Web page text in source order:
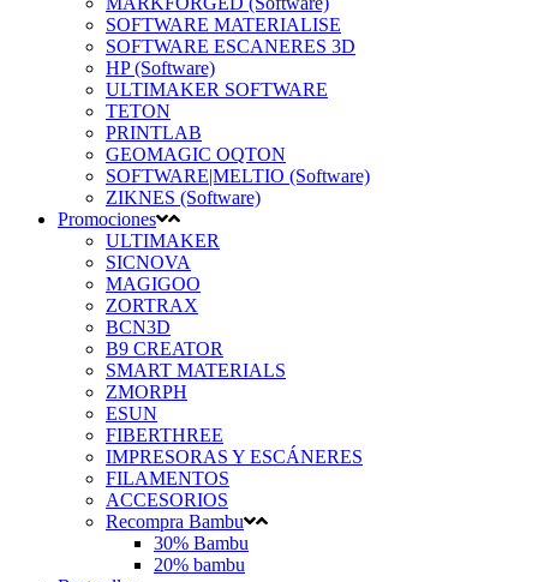
SOFTWARE MATERIALISE
SOFTWARE ESCANERES 3D
HP (Software)
ULTIMAKER SOFTWARE
TETON
PRINTLAB
GEOMAGIC OQTON
SOFTWARE|MELTIO (Software)
ZIKNES (Software)
Promociones
ULTIMAKER
SICNOVA
MAGIGOO
ZORTRAX
BCN3D
B9 CREATOR
SMART MATERIALS
ZMORPH
ESUN
FIBERTHREE
IMPRESORAS Y ESCÁNERES
FILAMENTOS
ACCESORIOS
Recompra Bambu
30% Bambu
20% bambu